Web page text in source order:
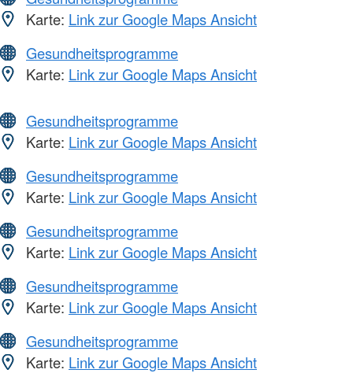
Karte: Link zur Google Maps Ansicht
Gesundheitsprogramme
Karte: Link zur Google Maps Ansicht
Gesundheitsprogramme
Karte: Link zur Google Maps Ansicht
Gesundheitsprogramme
Karte: Link zur Google Maps Ansicht
Gesundheitsprogramme
Karte: Link zur Google Maps Ansicht
Gesundheitsprogramme
Karte: Link zur Google Maps Ansicht
Gesundheitsprogramme
Karte: Link zur Google Maps Ansicht